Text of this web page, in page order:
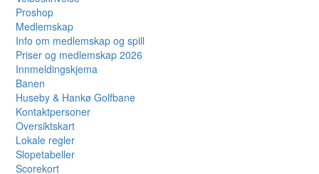
Proshop
Medlemskap
Info om medlemskap og spill
Priser og medlemskap 2026
Innmeldingskjema
Banen
Huseby & Hankø Golfbane
Kontaktpersoner
Oversiktskart
Lokale regler
Slopetabeller
Scorekort